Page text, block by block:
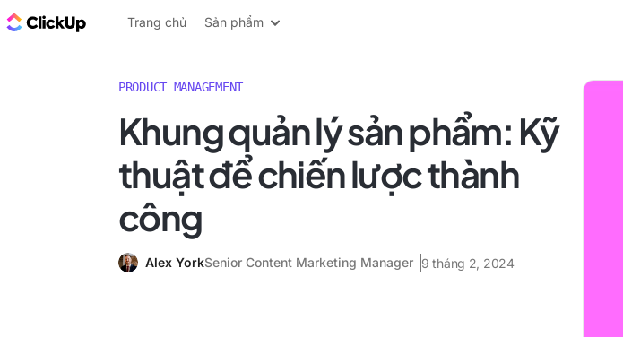
ClickUp Blog
Trang chủ Sản phẩm
PRODUCT MANAGEMENT
Khung quản lý sản phẩm: Kỹ
thuật để chiến lược thành
công
Alex YorkSenior Content Marketing Manager 9 tháng 2, 2024